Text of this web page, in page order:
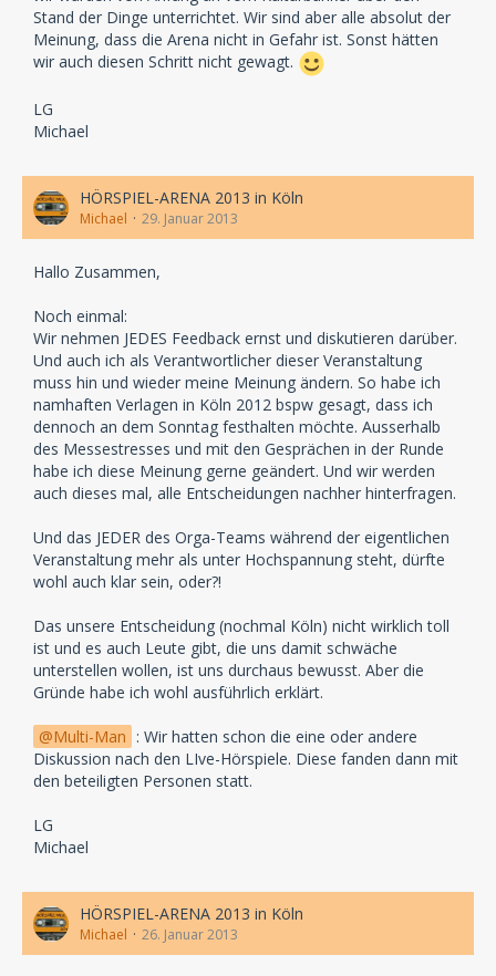
Stand der Dinge unterrichtet. Wir sind aber alle absolut der
Meinung, dass die Arena nicht in Gefahr ist. Sonst hätten
wir auch diesen Schritt nicht gewagt.
LG
Michael
HÖRSPIEL-ARENA 2013 in Köln
Michael 29. Januar 2013
Hallo Zusammen,
Noch einmal:
Wir nehmen JEDES Feedback ernst und diskutieren darüber.
Und auch ich als Verantwortlicher dieser Veranstaltung
muss hin und wieder meine Meinung ändern. So habe ich
namhaften Verlagen in Köln 2012 bspw gesagt, dass ich
dennoch an dem Sonntag festhalten möchte. Ausserhalb
des Messestresses und mit den Gesprächen in der Runde
habe ich diese Meinung gerne geändert. Und wir werden
auch dieses mal, alle Entscheidungen nachher hinterfragen.
Und das JEDER des Orga-Teams während der eigentlichen
Veranstaltung mehr als unter Hochspannung steht, dürfte
wohl auch klar sein, oder?!
Das unsere Entscheidung (nochmal Köln) nicht wirklich toll
ist und es auch Leute gibt, die uns damit schwäche
unterstellen wollen, ist uns durchaus bewusst. Aber die
Gründe habe ich wohl ausführlich erklärt.
Multi-Man : Wir hatten schon die eine oder andere
Diskussion nach den LIve-Hörspiele. Diese fanden dann mit
den beteiligten Personen statt.
LG
Michael
HÖRSPIEL-ARENA 2013 in Köln
Michael 26. Januar 2013